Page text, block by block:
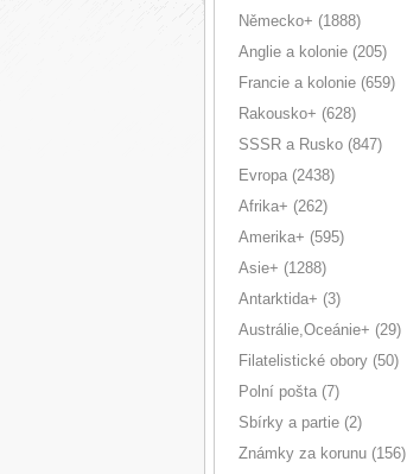
Německo+ (1888)
Anglie a kolonie (205)
Francie a kolonie (659)
Rakousko+ (628)
SSSR a Rusko (847)
Evropa (2438)
Afrika+ (262)
Amerika+ (595)
Asie+ (1288)
Antarktida+ (3)
Austrálie,Oceánie+ (29)
Filatelistické obory (50)
Polní pošta (7)
Sbírky a partie (2)
Známky za korunu (156)